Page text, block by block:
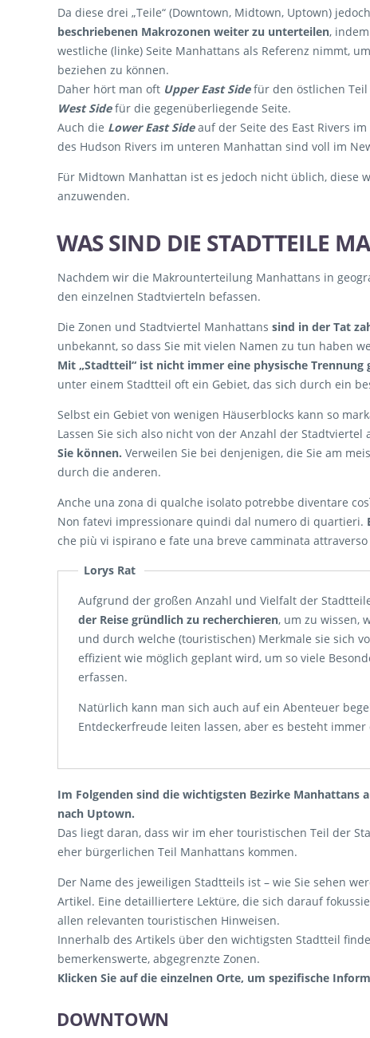
Da diese drei „Teile“ (Downtown, Midtown, Uptown)
beschriebenen Makrozonen weiter zu unterteilen,
westliche (linke) Seite Manhattans als Referenz nimmt,
beziehen zu können.
Daher hört man oft Upper East Sidefür den östlichen Teil
West Sidefür die gegenüberliegende Seite.
Auch die Lower East Sideauf der Seite des East Rivers
des Hudson Rivers im unteren Manhattan sind voll im
Für Midtown Manhattan ist es jedoch nicht üblich, diese
anzuwenden.
WAS SIND DIE STADTTEILE
Nachdem wir die Makrounterteilung Manhattans in
den einzelnen Stadtvierteln befassen.
Die Zonen und Stadtviertel Manhattans sind in der Tat
unbekannt, so dass Sie mit vielen Namen zu tun haben
Mit „Stadtteil“ ist nicht immer eine physische Trennung
unter einem Stadtteil oft ein Gebiet, das sich durch ein
Selbst ein Gebiet von wenigen Häuserblocks kann so
Lassen Sie sich also nicht von der Anzahl der Stadtviertel
Sie können. Verweilen Sie bei denjenigen, die Sie am
durch die anderen.
Anche una zona di qualche isolato potrebbe diventare
Non fatevi impressionare quindi dal numero di quartieri.
che più vi ispirano e fate una breve camminata
Lorys Rat
Aufgrund der großen Anzahl und Vielfalt der
der Reise gründlich zu recherchieren, um zu wissen,
und durch welche (touristischen) Merkmale sie sich
effizient wie möglich geplant wird, um so viele
erfassen.
Natürlich kann man sich auch auf ein Abenteuer
Entdeckerfreude leiten lassen, aber es besteht
Im Folgenden sind die wichtigsten Bezirke
nach Uptown.
Das liegt daran, dass wir im eher touristischen Teil der
eher bürgerlichen Teil Manhattans kommen.
Der Name des jeweiligen Stadtteils ist – wie Sie sehen
Artikel. Eine detailliertere Lektüre, die sich darauf
allen relevanten touristischen Hinweisen.
Innerhalb des Artikels über den wichtigsten Stadtteil
bemerkenswerte, abgegrenzte Zonen.
Klicken Sie auf die einzelnen Orte, um spezifische
DOWNTOWN